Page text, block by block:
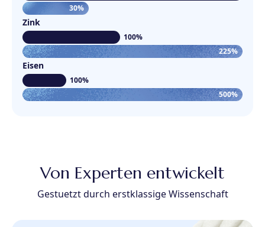
30%
Zink
100%
225%
Eisen
100%
500%
Von Experten entwickelt
Gestuetzt durch erstklassige Wissenschaft